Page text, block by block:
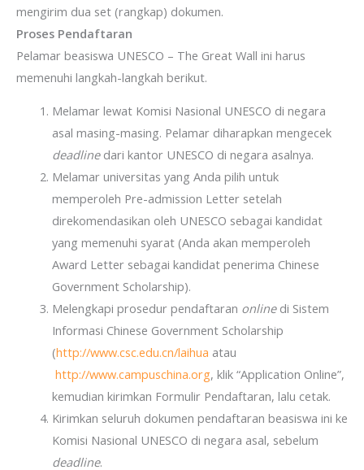
mengirim dua set (rangkap) dokumen.
Proses Pendaftaran
Pelamar beasiswa UNESCO – The Great Wall ini harus
memenuhi langkah-langkah berikut.
Melamar lewat Komisi Nasional UNESCO di negara
asal masing-masing. Pelamar diharapkan mengecek
deadline dari kantor UNESCO di negara asalnya.
Melamar universitas yang Anda pilih untuk
memperoleh Pre-admission Letter setelah
direkomendasikan oleh UNESCO sebagai kandidat
yang memenuhi syarat (Anda akan memperoleh
Award Letter sebagai kandidat penerima Chinese
Government Scholarship).
Melengkapi prosedur pendaftaran online di Sistem
Informasi Chinese Government Scholarship
(http://www.csc.edu.cn/laihua atau
http://www.campuschina.org, klik “Application Online”,
kemudian kirimkan Formulir Pendaftaran, lalu cetak.
Kirimkan seluruh dokumen pendaftaran beasiswa ini ke
Komisi Nasional UNESCO di negara asal, sebelum
deadline.